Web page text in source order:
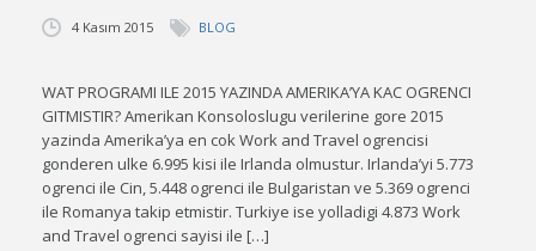
4 Kasım 2015 BLOG
WAT PROGRAMI ILE 2015 YAZINDA AMERIKA’YA KAC OGRENCI
GITMISTIR? Amerikan Konsoloslugu verilerine gore 2015
yazinda Amerika’ya en cok Work and Travel ogrencisi
gonderen ulke 6.995 kisi ile Irlanda olmustur. Irlanda’yi 5.773
ogrenci ile Cin, 5.448 ogrenci ile Bulgaristan ve 5.369 ogrenci
ile Romanya takip etmistir. Turkiye ise yolladigi 4.873 Work
and Travel ogrenci sayisi ile […]